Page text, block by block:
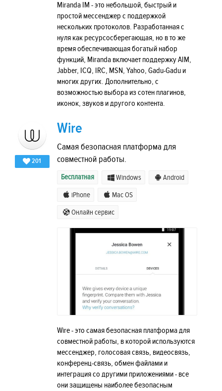
Miranda IM - это небольшой, быстрый и
простой мессенджер с поддержкой
нескольких протоколов. Разработанная с
нуля как ресурсосберегающая, но в то же
время обеспечивающая богатый набор
функций, Miranda включает поддержку AIM,
Jabber, ICQ, IRC, MSN, Yahoo, Gadu-Gadu и
многих других. Дополнительно, с
возможностью выбора из сотен плагинов,
иконок, звуков и другого контента.
201
Wire
Самая безопасная платформа для
совместной работы.
Бесплатная Windows Android
iPhone Mac OS
Онлайн сервис
Wire - это самая безопасная платформа для
совместной работы, в которой используются
мессенджер, голосовая связь, видеосвязь,
конференц-связь, обмен файлами и
интеграция со другими приложениями - все
они защищены наиболее безопасным